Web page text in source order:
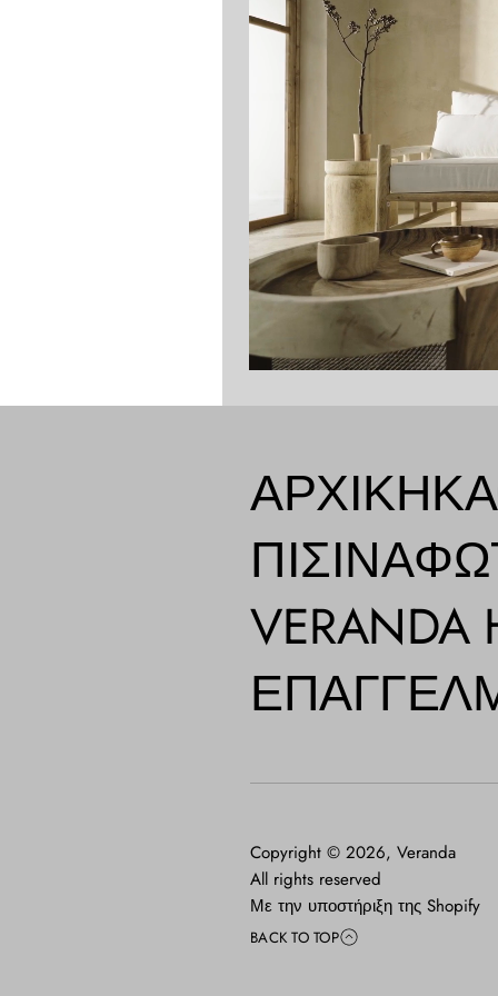
ΑΡΧΙΚΉ
ΠΙΣΊΝΑ
VERANDA
Copyright © 2026, Veranda
All rights reserved
Με την υποστήριξη της Shopify
BACK TO TOP